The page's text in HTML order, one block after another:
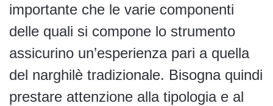
importante che le varie componenti
delle quali si compone lo strumento
assicurino un’esperienza pari a quella
del narghilè tradizionale. Bisogna quindi
prestare attenzione alla tipologia e al